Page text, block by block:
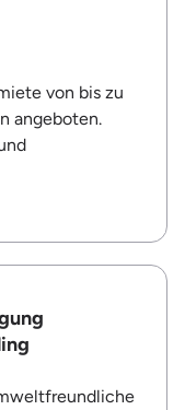
von bis zu
angeboten.